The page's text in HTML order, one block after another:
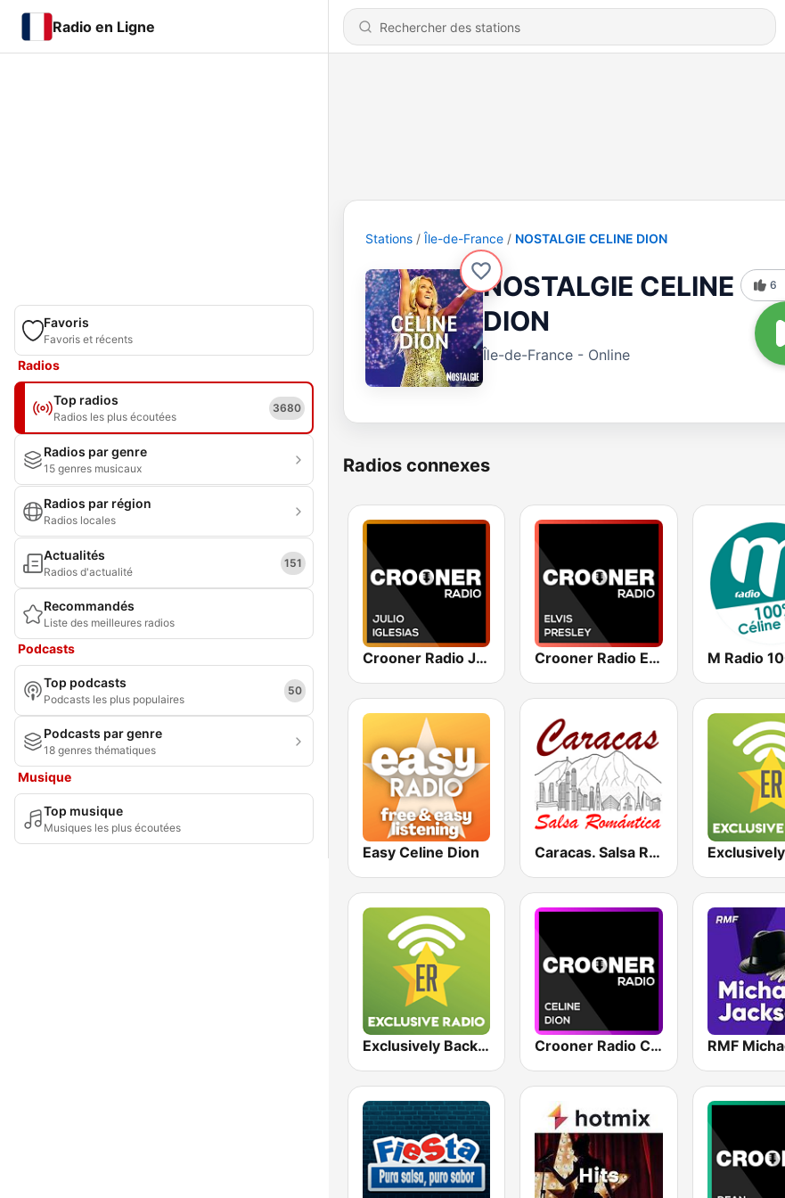
Radio en Ligne
Favoris
Favoris et récents
Radios
Top radios
Radios les plus écoutées
3680
Radios par genre
15 genres musicaux
Radios par région
Radios locales
Actualités
Radios d'actualité
151
Recommandés
Liste des meilleures radios
Podcasts
Top podcasts
Podcasts les plus populaires
50
Podcasts par genre
18 genres thématiques
Musique
Top musique
Musiques les plus écoutées
Stations Île-de-France NOSTALGIE CELINE DION
NOSTALGIE CELINE
DION
Île-de-France - Online
6
Radios connexes
Crooner Radio Julio Iglesias Crooner Radio Elvis Presley
Easy Celine Dion Caracas. Salsa Romántica
Exclusively Backstreet Boys Crooner Radio Celine Dion